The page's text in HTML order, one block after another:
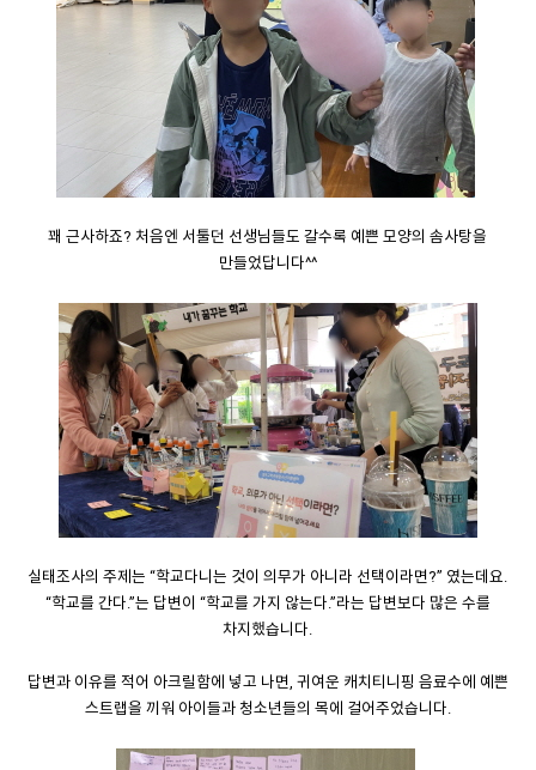
꽤 근사하죠? 처음엔 서툴던 선생님들도 갈수록 예쁜 모양의 솜사탕을
만들었답니다^^
실태조사의 주제는 “학교다니는 것이 의무가 아니라 선택이라면?” 였는데요.
“학교를 간다.”는 답변이 “학교를 가지 않는다.”라는 답변보다 많은 수를
차지했습니다.
답변과 이유를 적어 아크릴함에 넣고 나면, 귀여운 캐치티니핑 음료수에 예쁜
스트랩을 끼워 아이들과 청소년들의 목에 걸어주었습니다.